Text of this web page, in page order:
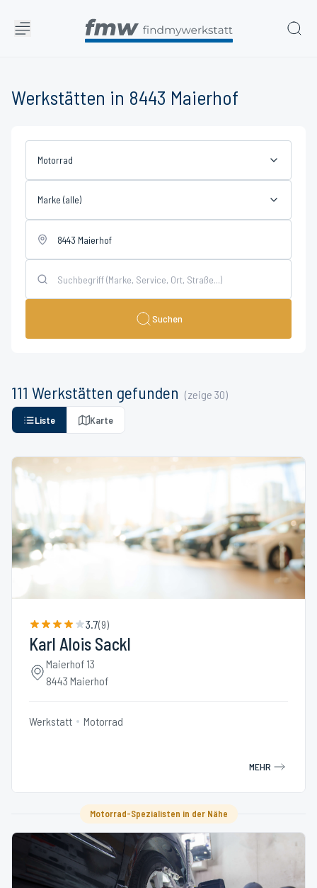
Werkstätten in 8443 Maierhof
Motorrad
Marke (alle)
Suchen
111 Werkstätten gefunden (zeige 30)
Liste Karte
3.7(9)
Karl Alois Sackl
Maierhof 13
8443 Maierhof
Werkstatt Motorrad
MEHR
Motorrad-Spezialisten in der Nähe